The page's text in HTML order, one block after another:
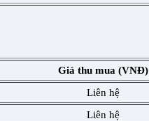
Giá thu mua (VNĐ)
Liên hệ
Liên hệ